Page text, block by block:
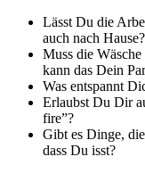
Lässt Du die
auch nach Hause?
Muss die
kann das Dein
Was entspannt
Erlaubst Du Dir
fire”?
Gibt es Dinge,
dass Du isst?